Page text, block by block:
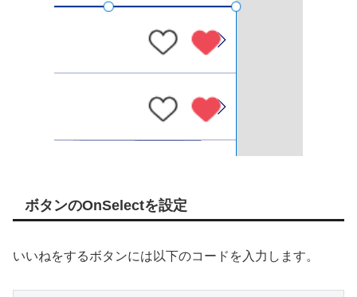
ボタンのOnSelectを設定
いいねをするボタンには以下のコードを入力します。